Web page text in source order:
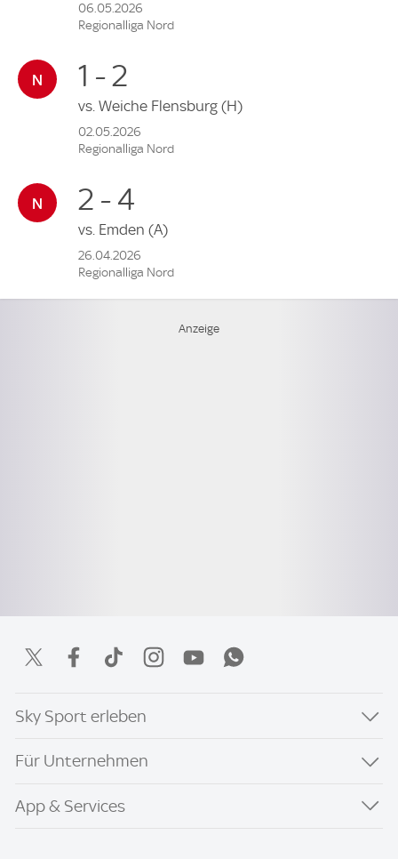
06.05.2026
Regionalliga Nord
1 - 2
vs. Weiche Flensburg (H)
02.05.2026
Regionalliga Nord
2 - 4
vs. Emden (A)
26.04.2026
Regionalliga Nord
Sky Sport erleben
Für Unternehmen
App & Services